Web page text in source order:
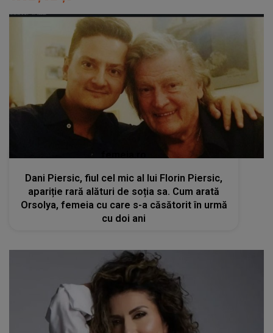
Dani Piersic, fiul cel mic al lui Florin Piersic,
apariție rară alături de soția sa. Cum arată
Orsolya, femeia cu care s-a căsătorit în urmă
cu doi ani